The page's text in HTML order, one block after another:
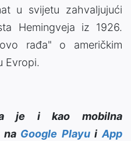
u svijetu zahvaljujući
Hemingveja iz 1926.
rađa" o američkim
Evropi.
je i kao mobilna
na Google PlayuiApp